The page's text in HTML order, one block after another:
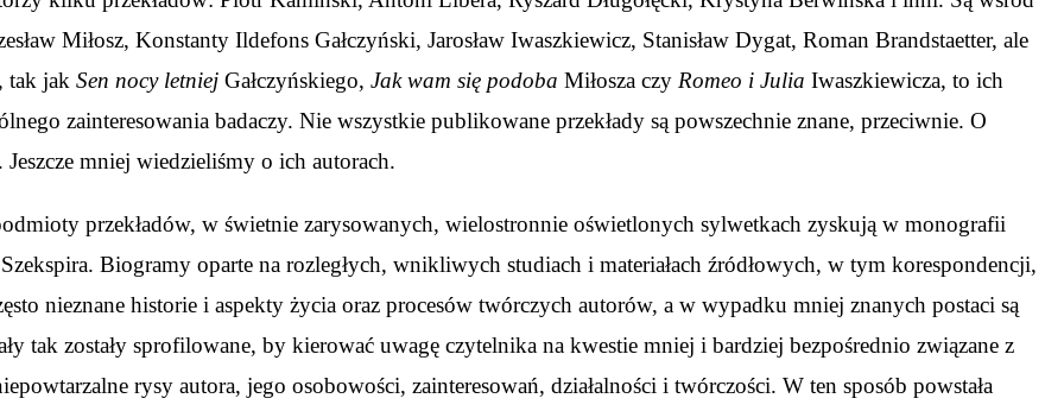
Miłosz, Konstanty Ildefons Gałczyński, Jarosław Iwaszkiewicz, Stanisław Dygat, Roman Brandstaetter, ale
tak jak Sen nocy letniej Gałczyńskiego, Jak wam się podoba Miłosza czy Romeo i Julia Iwaszkiewicza, to ich
zainteresowania badaczy. Nie wszystkie publikowane przekłady są powszechnie znane, przeciwnie. O
mniej wiedzieliśmy o ich autorach.
przekładów, w świetnie zarysowanych, wielostronnie oświetlonych sylwetkach zyskują w monografii
Biogramy oparte na rozległych, wnikliwych studiach i materiałach źródłowych, w tym korespondencji,
nieznane historie i aspekty życia oraz procesów twórczych autorów, a w wypadku mniej znanych postaci są
tak zostały sprofilowane, by kierować uwagę czytelnika na kwestie mniej i bardziej bezpośrednio związane z
rysy autora, jego osobowości, zainteresowań, działalności i twórczości. W ten sposób powstała